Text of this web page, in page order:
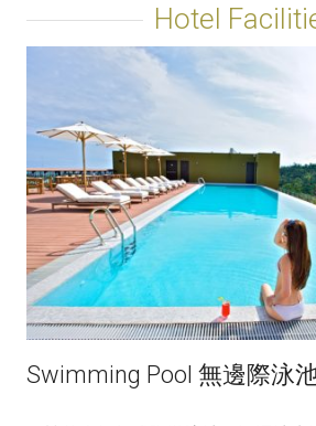
Hotel
Swimming Pool 無邊際泳